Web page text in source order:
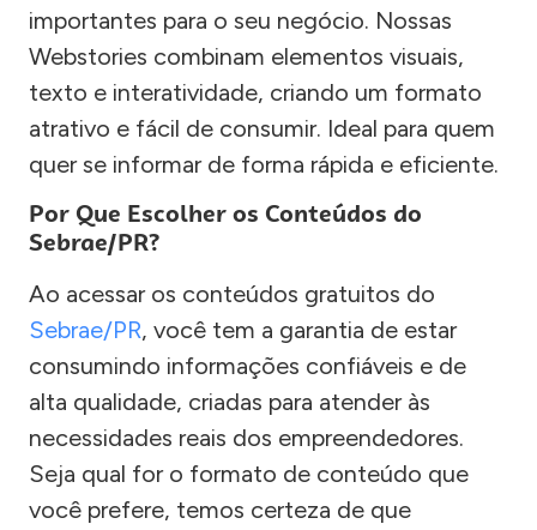
importantes para o seu negócio. Nossas
Webstories combinam elementos visuais,
texto e interatividade, criando um formato
atrativo e fácil de consumir. Ideal para quem
quer se informar de forma rápida e eficiente.
Por Que Escolher os Conteúdos do
Sebrae/PR?
Ao acessar os conteúdos gratuitos do
Sebrae/PR, você tem a garantia de estar
consumindo informações confiáveis e de
alta qualidade, criadas para atender às
necessidades reais dos empreendedores.
Seja qual for o formato de conteúdo que
você prefere, temos certeza de que